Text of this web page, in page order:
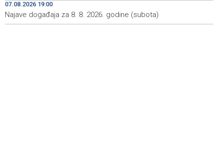
18:34
Vance: SAD očekuje od Irana da osigura siguran protok
nafte kroz Hormuški moreuz
07.08.2026 19:00
Najave događaja za 8. 8. 2026. godine (subota)